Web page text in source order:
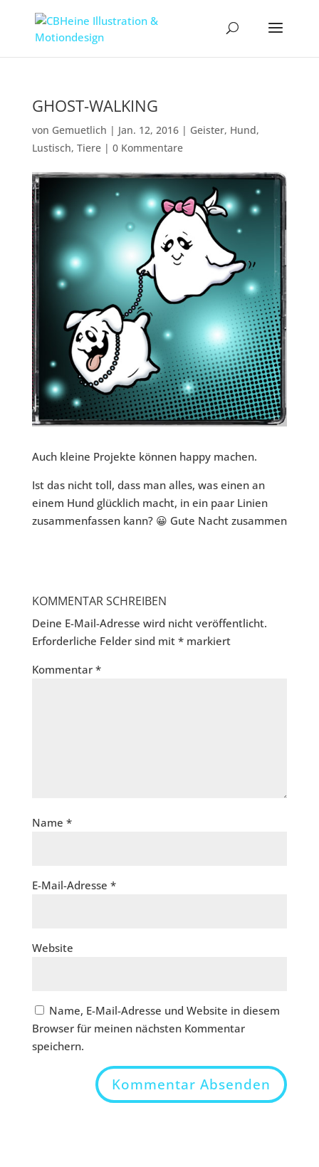
GHOST-WALKING
von Gemuetlich | Jan. 12, 2016| Geister, Hund,
Lustisch, Tiere| 0 Kommentare
Auch kleine Projekte können happy machen.
Ist das nicht toll, dass man alles, was einen an
einem Hund glücklich macht, in ein paar Linien
zusammenfassen kann? 😀 Gute Nacht zusammen
KOMMENTAR SCHREIBEN
Deine E-Mail-Adresse wird nicht veröffentlicht.
Erforderliche Felder sind mit *markiert
Kommentar *
Name *
E-Mail-Adresse *
Website
Name, E-Mail-Adresse und Website in diesem
Browser für meinen nächsten Kommentar
speichern.